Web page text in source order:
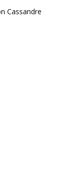
Cassandre